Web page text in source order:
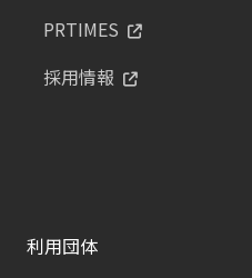
PRTIMES
採用情報
利用団体